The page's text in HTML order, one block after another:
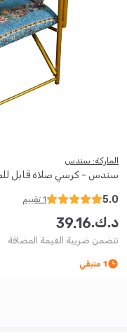
الماركة: سندس
سندس - كرسي صلاة قابل
5.0
1 تقييم
د.ك. 39.16
تتضمن ضريبة القيمة المضافة
1 متبقي